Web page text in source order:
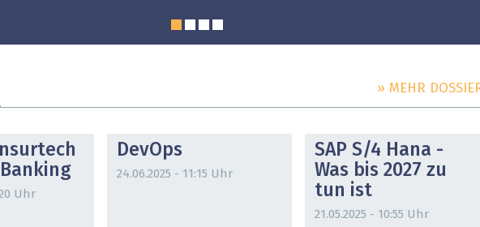
» MEHR
Uhr
DevOps
24.06.2025 - 11:15 Uhr
SAP S/4 Hana -
Was bis 2027 zu
tun ist
21.05.2025 - 10:55 Uhr